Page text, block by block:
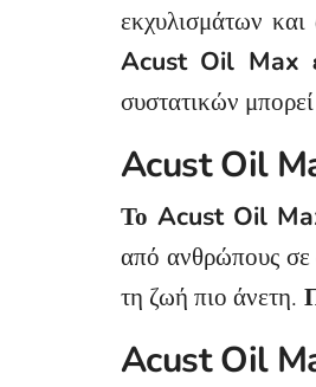
εκχυλισμάτων
Acust Oil Max
συστατικών
Acust Oil
Το Acust Oil Max
από ανθρώπους σε
τη ζωή πιο άνετη.
Acust Oil